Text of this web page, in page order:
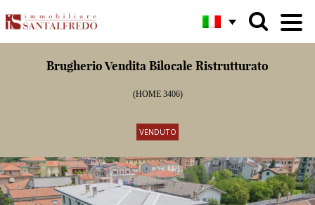
Brugherio Vendita Bilocale Ristrutturato
(HOME 3406)
VENDUTO